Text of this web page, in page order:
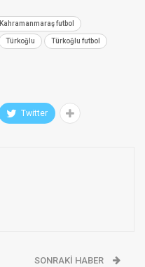
Kahramanmaraş futbol
Türkoğlu Türkoğlu futbol
Twitter
SONRAKI HABER